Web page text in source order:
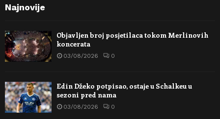
Najnovije
Objavljen broj posjetilaca tokom Merlinovih
koncerata
03/08/2026 0
Edin Džeko potpisao, ostaje u Schalkeu u
sezoni pred nama
03/08/2026 0